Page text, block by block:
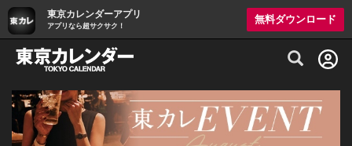
東京カレンダーアプリ
アプリなら超サクサク！
無料ダウンロード
グルメ情報・プレミアムレストラン予約